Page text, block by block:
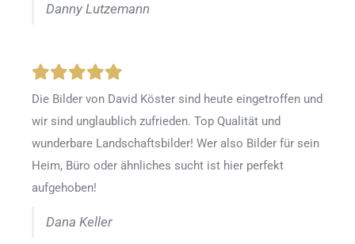
Danny Lutzemann
Die Bilder von David Köster sind heute eingetroffen und
wir sind unglaublich zufrieden. Top Qualität und
wunderbare Landschaftsbilder! Wer also Bilder für sein
Heim, Büro oder ähnliches sucht ist hier perfekt
aufgehoben!
Dana Keller